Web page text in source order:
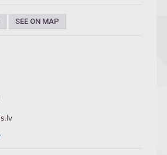
SEE ON MAP